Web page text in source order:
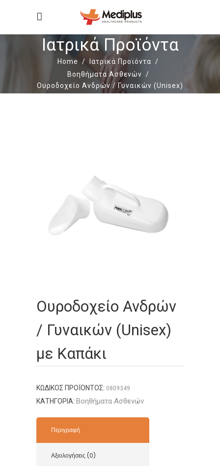
Ιατρικά Προϊόντα
Home / Ιατρικά Προϊόντα /
Βοηθήματα Ασθενών /
Ουροδοχείο Ανδρών / Γυναικών (Unisex)
Ουροδοχείο Ανδρών
/ Γυναικών (Unisex)
με Καπάκι
ΚΩΔΙΚΌΣ ΠΡΟΪΌΝΤΟΣ: 0809349
ΚΑΤΗΓΟΡΊΑ: Βοηθήματα Ασθενών
Περιγραφή
Αξιολογήσεις (0)